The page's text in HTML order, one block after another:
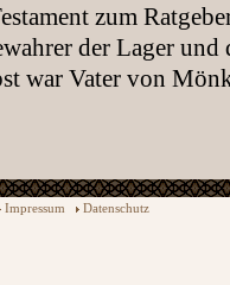
zum
der Lager
war Vater von
Impressum Datenschutz